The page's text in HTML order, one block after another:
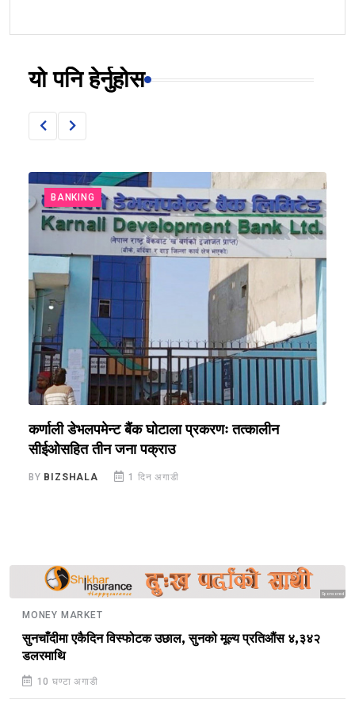
यो पनि हेर्नुहोस
BANKING
कर्णाली डेभलपमेन्ट बैंक घोटाला प्रकरणः तत्कालीन
सीईओसहित तीन जना पक्राउ
BY BIZSHALA 1 दिन अगाडी
Sponsored
MONEY MARKET
सुनचाँदीमा एकैदिन विस्फोटक उछाल, सुनको मूल्य प्रतिऔंस ४,३४२
डलरमाथि
10 घण्टा अगाडी